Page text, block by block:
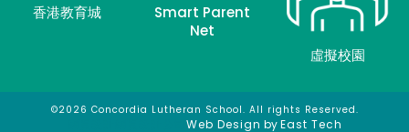
香港教育城
Smart Parent
Net
虛擬校園
©2026 Concordia Lutheran School. All rights Reserved.
Web Design byEast Tech